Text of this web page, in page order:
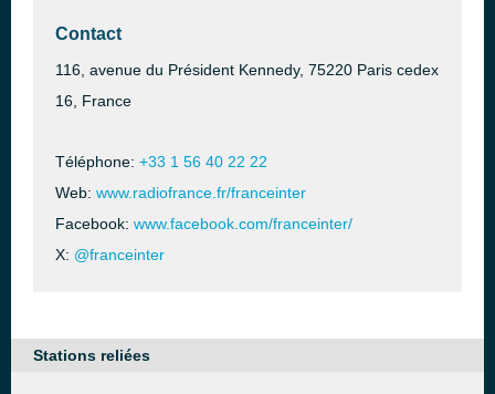
Contact
116, avenue du Président Kennedy, 75220 Paris cedex
16, France
Téléphone: +33 1 56 40 22 22
Web: www.radiofrance.fr/franceinter
Facebook: www.facebook.com/franceinter/
X: @franceinter
Stations reliées